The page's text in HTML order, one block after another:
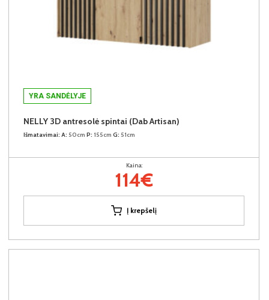
YRA SANDĖLYJE
NELLY 3D antresolė spintai (Dab Artisan)
Išmatavimai: A: 50cm P: 155cm G: 51cm
Kaina:
114€
Į krepšelį